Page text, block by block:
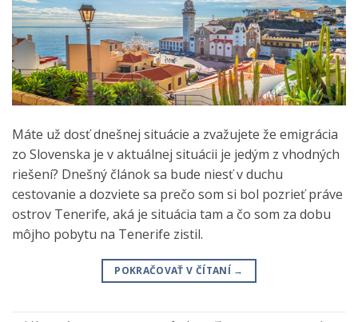
Máte už dosť dnešnej situácie a zvažujete že emigrácia
zo Slovenska je v aktuálnej situácii je jedým z vhodných
riešení? Dnešný článok sa bude niesť v duchu
cestovanie a dozviete sa prečo som si bol pozrieť práve
ostrov Tenerife, aká je situácia tam a čo som za dobu
môjho pobytu na Tenerife zistil.
POKRAČOVAŤ V ČÍTANÍ →